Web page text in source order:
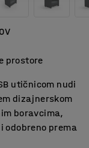
prostore
utičnicom nudi
dizajnerskom
boravcima,
odobreno prema